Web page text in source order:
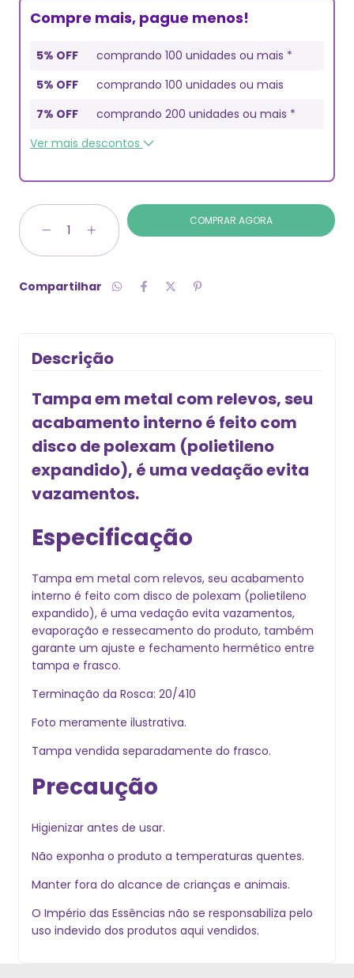
Compre mais, pague menos!
5% OFF
comprando 100 unidades ou mais *
5% OFF
comprando 100 unidades ou mais
7% OFF
comprando 200 unidades ou mais *
Ver mais descontos
Compartilhar
Descrição
Tampa em metal com relevos, seu
acabamento interno é feito com
disco de polexam (polietileno
expandido), é uma vedação evita
vazamentos.
Especificação
Tampa em metal com relevos, seu acabamento
interno é feito com disco de polexam (polietileno
expandido), é uma vedação evita vazamentos,
evaporação e ressecamento do produto, também
garante um ajuste e fechamento hermético entre
tampa e frasco.
Terminação da Rosca: 20/410
Foto meramente ilustrativa.
Tampa vendida separadamente do frasco.
Precaução
Higienizar antes de usar.
Não exponha o produto a temperaturas quentes.
Manter fora do alcance de crianças e animais.
O Império das Essências não se responsabiliza pelo
uso indevido dos produtos aqui vendidos.